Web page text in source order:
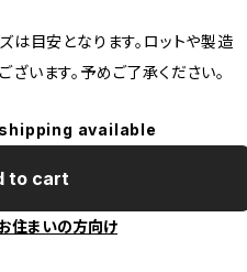
は目安となります。ロットや製造
います。予めご了承ください。
available
to cart
住まいの方向け